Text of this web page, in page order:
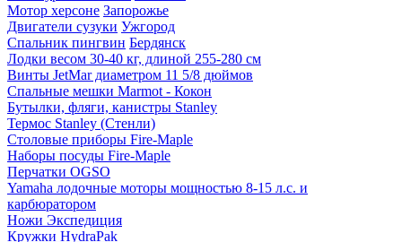
Мотор херсоне Запорожье
Двигатели сузуки Ужгород
Спальник пингвин Бердянск
Лодки весом 30-40 кг, длиной 255-280 см
Винты JetMar диаметром 11 5/8 дюймов
Спальные мешки Marmot - Кокон
Бутылки, фляги, канистры Stanley
Термос Stanley (Стенли)
Столовые приборы Fire-Maple
Наборы посуды Fire-Maple
Перчатки OGSO
Yamaha лодочные моторы мощностью 8-15 л.с. и
карбюратором
Ножи Экспедиция
Кружки HydraPak